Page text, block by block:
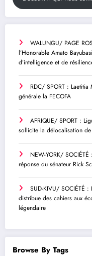
WALUNGU/ PAGE
l’Honorable Amato
d’intelligence et de
RDC/ SPORT : Laetitia
générale la FECOFA
AFRIQUE/ SPORT :
sollicite la délocalisation
NEW-YORK/ SOCIÉTÉ
réponse du sénateur Rick
SUD-KIVU/ SOCIÉTÉ :
distribue des cahiers aux
légendaire
Browse By Tags